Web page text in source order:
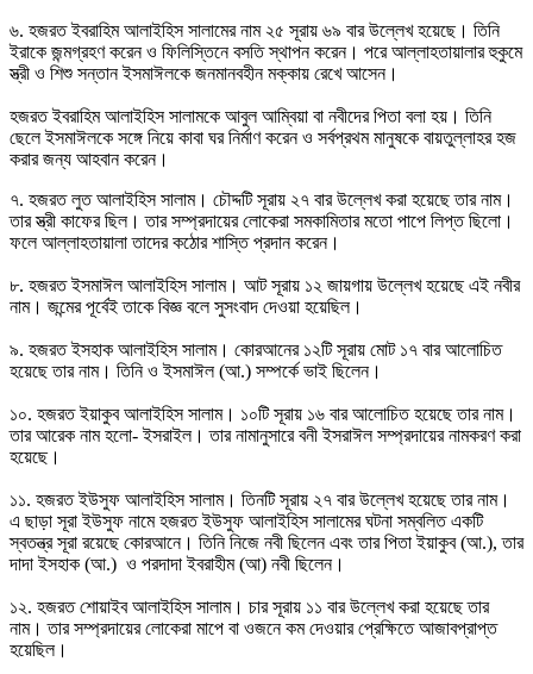
৬. হজরত ইবরাহিম আলাইহিস সালামের নাম ২৫ সূরায় ৬৯ বার উল্লেখ হয়েছে। তিনি
ইরাকে জন্মগ্রহণ করেন ও ফিলিস্তিনে বসতি স্থাপন করেন। পরে আল্লাহতায়ালার হুকুমে
স্ত্রী ও শিশু সন্তান ইসমাঈলকে জনমানবহীন মক্কায় রেখে আসেন।
হজরত ইবরাহিম আলাইহিস সালামকে আবুল আম্বিয়া বা নবীদের পিতা বলা হয়। তিনি
ছেলে ইসমাঈলকে সঙ্গে নিয়ে কাবা ঘর নির্মাণ করেন ও সর্বপ্রথম মানুষকে বায়তুল্লাহর হজ
করার জন্য আহবান করেন।
৭. হজরত লুত আলাইহিস সালাম। চৌদ্দটি সূরায় ২৭ বার উল্লেখ করা হয়েছে তার নাম।
তার স্ত্রী কাফের ছিল। তার সম্প্রদায়ের লোকেরা সমকামিতার মতো পাপে লিপ্ত ছিলো।
ফলে আল্লাহতায়ালা তাদের কঠোর শাস্তি প্রদান করেন।
৮. হজরত ইসমাঈল আলাইহিস সালাম। আট সূরায় ১২ জায়গায় উল্লেখ হয়েছে এই নবীর
নাম। জন্মের পূর্বেই তাকে বিজ্ঞ বলে সুসংবাদ দেওয়া হয়েছিল।
৯. হজরত ইসহাক আলাইহিস সালাম। কোরআনের ১২টি সূরায় মোট ১৭ বার আলোচিত
হয়েছে তার নাম। তিনি ও ইসমাঈল (আ.) সম্পর্কে ভাই ছিলেন।
১০. হজরত ইয়াকুব আলাইহিস সালাম। ১০টি সূরায় ১৬ বার আলোচিত হয়েছে তার নাম।
তার আরেক নাম হলো- ইসরাইল। তার নামানুসারে বনী ইসরাঈল সম্প্রদায়ের নামকরণ করা
হয়েছে।
১১. হজরত ইউসুফ আলাইহিস সালাম। তিনটি সূরায় ২৭ বার উল্লেখ হয়েছে তার নাম।
এ ছাড়া সূরা ইউসুফ নামে হজরত ইউসুফ আলাইহিস সালামের ঘটনা সম্বলিত একটি
স্বতন্ত্র সূরা রয়েছে কোরআনে। তিনি নিজে নবী ছিলেন এবং তার পিতা ইয়াকুব (আ.), তার
দাদা ইসহাক (আ.) ও পরদাদা ইবরাহীম (আ) নবী ছিলেন।
১২. হজরত শোয়াইব আলাইহিস সালাম। চার সূরায় ১১ বার উল্লেখ করা হয়েছে তার
নাম। তার সম্প্রদায়ের লোকেরা মাপে বা ওজনে কম দেওয়ার প্রেক্ষিতে আজাবপ্রাপ্ত
হয়েছিল।